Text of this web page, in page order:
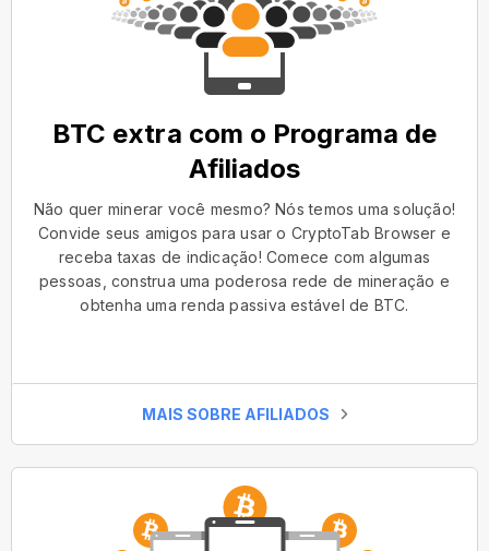
BTC extra com o Programa de
Afiliados
Não quer minerar você mesmo? Nós temos uma solução!
Convide seus amigos para usar o CryptoTab Browser e
receba taxas de indicação! Comece com algumas
pessoas, construa uma poderosa rede de mineração e
obtenha uma renda passiva estável de BTC.
MAIS SOBRE AFILIADOS